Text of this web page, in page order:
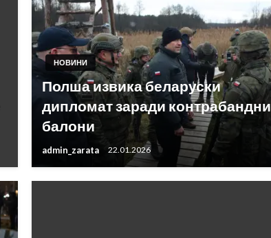
НОВИНИ
Полша извика беларуски
дипломат заради контрабандни
балони
admin_zarata 22.01.2026